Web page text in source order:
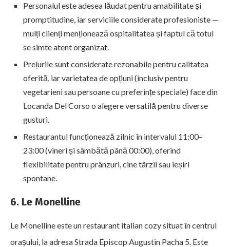
Personalul este adesea lăudat pentru amabilitate și
promptitudine, iar serviciile considerate profesioniste —
mulți clienți menționează ospitalitatea și faptul că totul
se simte atent organizat.
Prețurile sunt considerate rezonabile pentru calitatea
oferită, iar varietatea de opțiuni (inclusiv pentru
vegetarieni sau persoane cu preferințe speciale) face din
Locanda Del Corso o alegere versatilă pentru diverse
gusturi.
Restaurantul funcționează zilnic în intervalul 11:00–
23:00 (vineri și sâmbătă până 00:00), oferind
flexibilitate pentru prânzuri, cine târzii sau ieșiri
spontane.
6. Le Monelline
Le Monelline este un restaurant italian cozy situat în centrul
orașului, la adresa Strada Episcop Augustin Pacha 5. Este